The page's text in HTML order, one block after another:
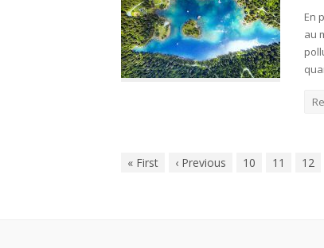
En
au
« First ‹ Previous 10 11 12